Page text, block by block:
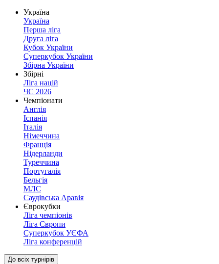
Україна
Україна
Перша ліга
Друга ліга
Кубок України
Суперкубок України
Збірна України
Збірні
Ліга націй
ЧС 2026
Чемпіонати
Англія
Іспанія
Італія
Німеччина
Франція
Нідерланди
Туреччина
Португалія
Бельгія
МЛС
Саудівська Аравія
Єврокубки
Ліга чемпіонів
Ліга Європи
Суперкубок УЄФА
Ліга конференцій
До всіх турнірів